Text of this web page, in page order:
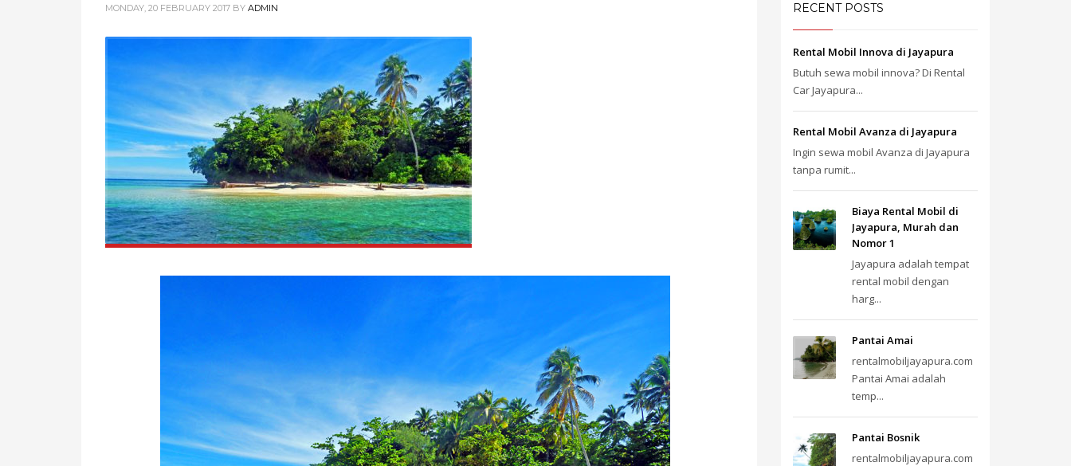
MONDAY, 20 FEBRUARY 2017 BY ADMIN RECENT POSTS
Rental Mobil Innova di Jayapura
Butuh sewa mobil innova? Di Rental
Car Jayapura...
Rental Mobil Avanza di Jayapura
Ingin sewa mobil Avanza di Jayapura
tanpa rumit...
Biaya Rental Mobil di
Jayapura, Murah dan
Nomor 1
Jayapura adalah tempat
rental mobil dengan
harg...
Pantai Amai
rentalmobiljayapura.com
Pantai Amai adalah
temp...
Pantai Bosnik
rentalmobiljayapura.com